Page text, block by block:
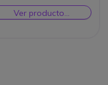
Ver producto
alternativo